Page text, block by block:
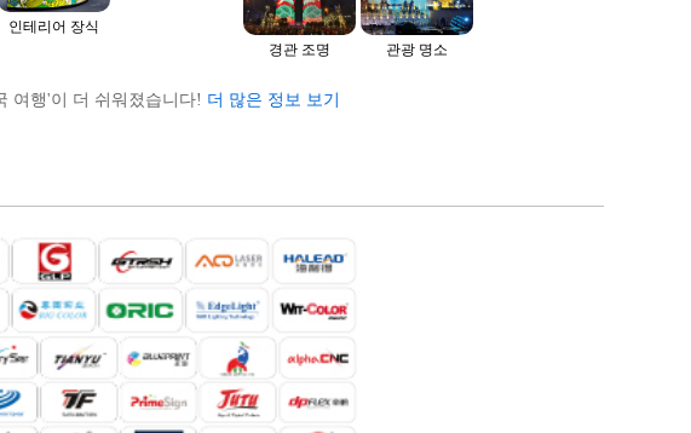
인테리어 장식
경관 조명 관광 명소
여행'이 더 쉬워졌습니다! 더 많은 정보 보기